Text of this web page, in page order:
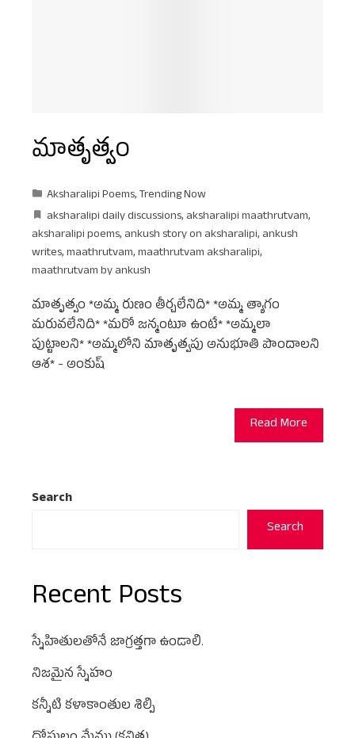
మాతృత్వం
Aksharalipi Poems,Trending Now
aksharalipi daily discussions, aksharalipi maathrutvam,
aksharalipi poems, ankush story on aksharalipi, ankush
writes,maathrutvam,maathrutvam aksharalipi,
maathrutvam by ankush
మాతృత్వం *అమ్మ రుణం తీర్చలేనిది* *అమ్మ త్యాగం
మరువలేనిది* *మరో జన్మంటూ ఉంటే* *అమ్మలా
పుట్టాలని* *అమ్మలోని మాతృత్వపు అనుభూతి పొందాలని
ఆశ* - అంకుష్
Read More
Search
Search
Recent Posts
స్నేహితులతోనే జాగ్రత్తగా ఉండాలి.
నిజమైన స్నేహం
కన్నీటి కళాకాంతుల శిల్పి